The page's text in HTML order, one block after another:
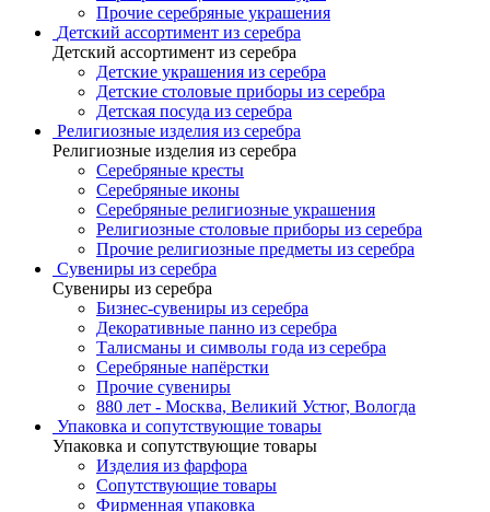
Прочие серебряные украшения
Детский ассортимент из серебра
Детский ассортимент из серебра
Детские украшения из серебра
Детские столовые приборы из серебра
Детская посуда из серебра
Религиозные изделия из серебра
Религиозные изделия из серебра
Серебряные кресты
Серебряные иконы
Серебряные религиозные украшения
Религиозные столовые приборы из серебра
Прочие религиозные предметы из серебра
Сувениры из серебра
Сувениры из серебра
Бизнес-сувениры из серебра
Декоративные панно из серебра
Талисманы и символы года из серебра
Серебряные напёрстки
Прочие сувениры
880 лет - Москва, Великий Устюг, Вологда
Упаковка и сопутствующие товары
Упаковка и сопутствующие товары
Изделия из фарфора
Сопутствующие товары
Фирменная упаковка